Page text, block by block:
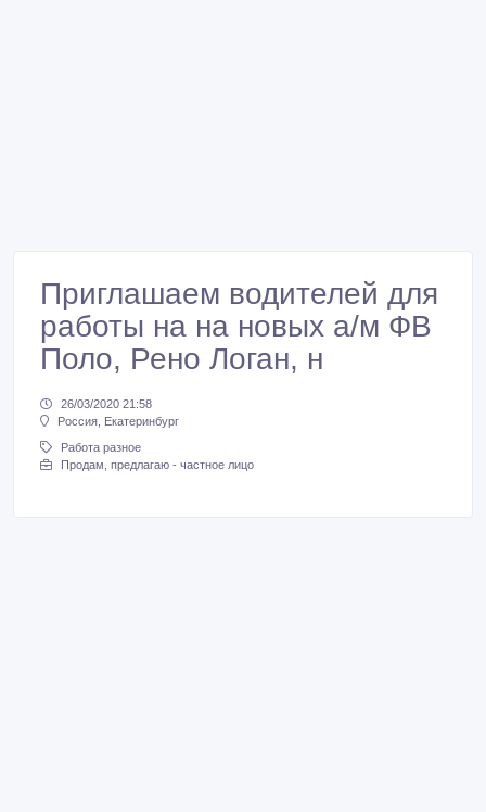
Приглашаем водителей для
работы на на новых а/м ФВ
Поло, Рено Логан, н
26/03/2020 21:58
Россия, Екатеринбург
Работа разное
Продам, предлагаю - частное лицо